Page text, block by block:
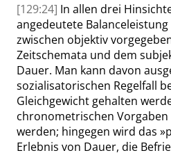
[129:24] In allen drei
angedeutete
zwischen objektiv
Zeitschemata und dem
Dauer. Man kann davon
sozialisatorischen Regelfall
Gleichgewicht gehalten
chronometrischen
werden; hingegen wird das »
Erlebnis von Dauer, die